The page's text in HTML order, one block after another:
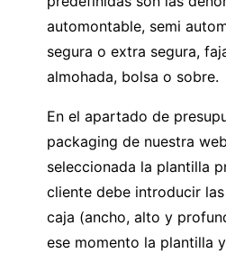
automontable, semi
segura o extra segura,
almohada, bolsa o sobre.
En el apartado de
packaging de nuestra
seleccionada la plantilla
cliente debe introducir
caja (ancho, alto y
ese momento la plantilla